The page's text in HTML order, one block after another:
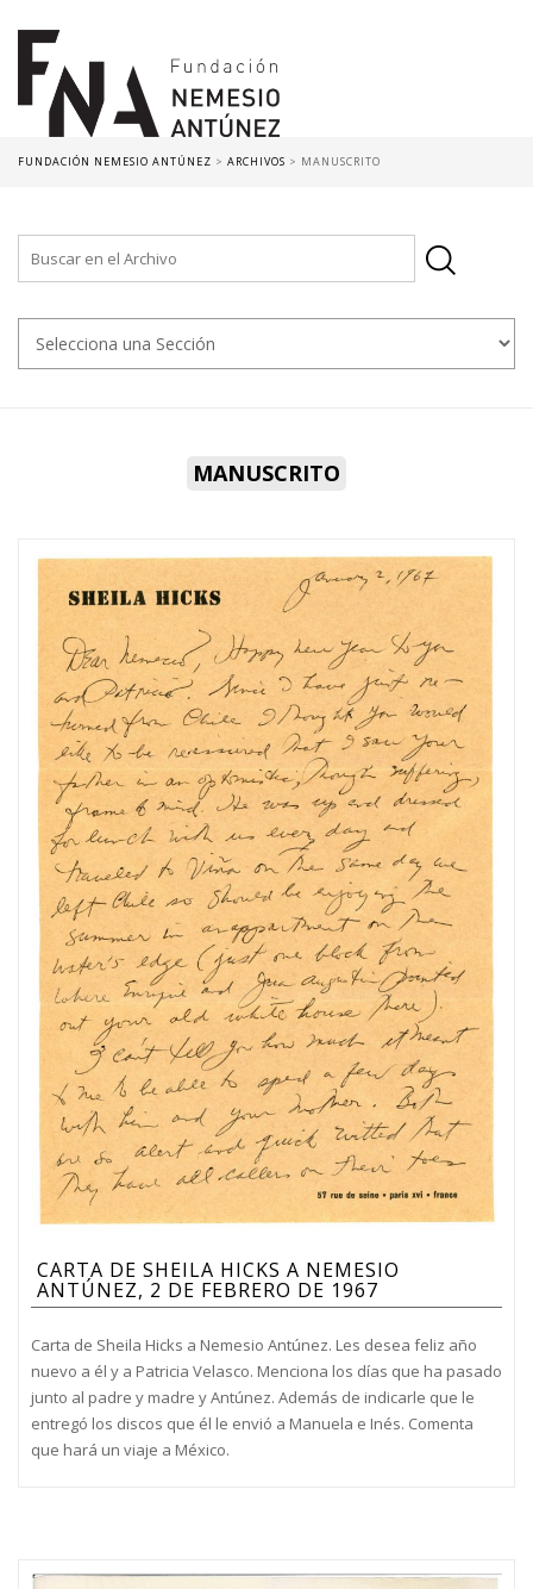
FUNDACIÓN NEMESIO ANTÚNEZ > ARCHIVOS > MANUSCRITO
MANUSCRITO
CARTA DE SHEILA HICKS A NEMESIO
ANTÚNEZ, 2 DE FEBRERO DE 1967
Carta de Sheila Hicks a Nemesio Antúnez. Les desea feliz año
nuevo a él y a Patricia Velasco. Menciona los días que ha pasado
junto al padre y madre y Antúnez. Además de indicarle que le
entregó los discos que él le envió a Manuela e Inés. Comenta
que hará un viaje a México.